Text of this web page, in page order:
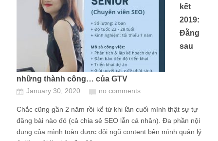
kết
2019:
Đằng
sau
những thành công… của GTV
January 30, 2020 no comments
Chắc cũng gần 2 năm rồi kể từ khi lần cuối mình thật sự tự
đăng bài nào đó (cả chia sẻ SEO lẫn cá nhân). Đa phần nội
dung của mình toàn được đội ngũ content bên mình quản lý